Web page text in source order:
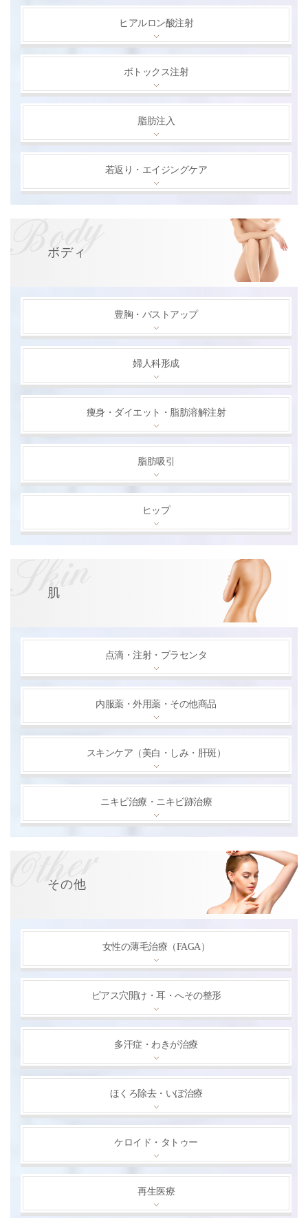
ヒアルロン酸注射
ボトックス注射
脂肪注入
若返り・エイジングケア
ボディ
豊胸・バストアップ
婦人科形成
痩身・ダイエット・脂肪溶解注射
脂肪吸引
ヒップ
肌
点滴・注射・プラセンタ
内服薬・外用薬・その他商品
スキンケア（美白・しみ・肝斑）
ニキビ治療・ニキビ跡治療
その他
女性の薄毛治療（FAGA）
ピアス穴開け・耳・へその整形
多汗症・わきが治療
ほくろ除去・いぼ治療
ケロイド・タトゥー
再生医療